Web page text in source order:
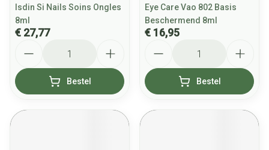
Isdin Si Nails Soins Ongles
8ml
€ 27,77
Bestel
Eye Care Vao 802 Basis
Beschermend 8ml
€ 16,95
Bestel